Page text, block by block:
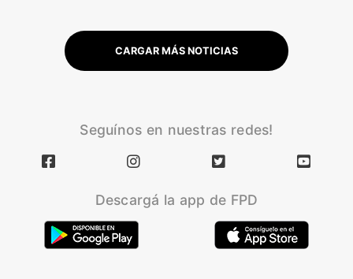
CARGAR MÁS NOTICIAS
Seguínos en nuestras redes!
Descargá la app de FPD